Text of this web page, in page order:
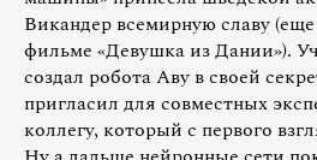
Викандер всемирную славу
фильме «Девушка из Дании»).
создал робота Аву в своей
пригласил для совместных
коллегу, который с первого